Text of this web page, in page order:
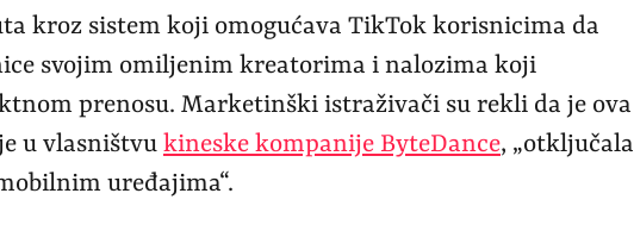
kroz sistem koji omogućava TikTok korisnicima da
svojim omiljenim kreatorima i nalozima koji
prenosu. Marketinški istraživači su rekli da je ova
u vlasništvu kineske kompanije ByteDance, „otključala
uređajima“.